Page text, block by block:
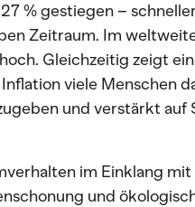
% gestiegen –
Zeitraum. Im
Gleichzeitig zeigt
viele Menschen
und verstärkt auf
im Einklang
und